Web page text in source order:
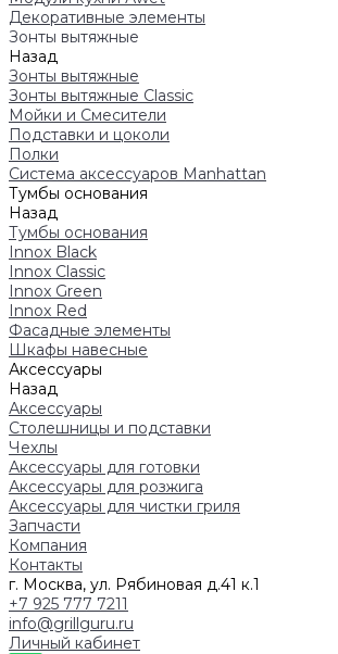
Декоративные элементы
Зонты вытяжные
Назад
Зонты вытяжные
Зонты вытяжные Classic
Мойки и Смесители
Подставки и цоколи
Полки
Система аксессуаров Manhattan
Тумбы основания
Назад
Тумбы основания
Innox Black
Innox Classic
Innox Green
Innox Red
Фасадные элементы
Шкафы навесные
Аксессуары
Назад
Аксессуары
Столешницы и подставки
Чехлы
Аксессуары для готовки
Аксессуары для розжига
Аксессуары для чистки гриля
Запчасти
Компания
Контакты
г. Москва, ул. Рябиновая д.41 к.1
+7 925 777 7211
info@grillguru.ru
Личный кабинет